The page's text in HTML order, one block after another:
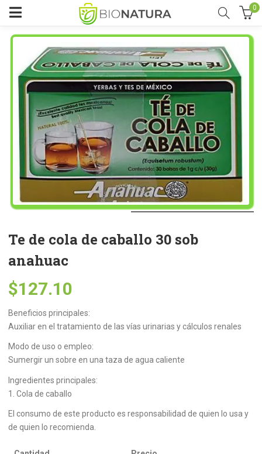
0
Te de cola de caballo 30 sob
anahuac
$127.10
Beneficios principales:
Auxiliar en el tratamiento de las vías urinarias y cálculos renales
Modo de uso o empleo:
Sumergir un sobre en una taza de agua caliente
Ingredientes principales:
1. Cola de caballo
El consumo de este producto es responsabilidad de quien lo usa y
de quien lo recomienda.